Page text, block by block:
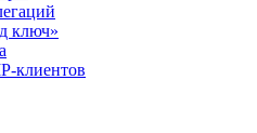
ключ»
клиентов